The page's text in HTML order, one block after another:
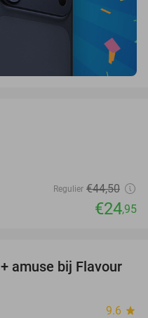
Regulier €44,50
€24,95
38%
amuse bij Flavour
9.6 star